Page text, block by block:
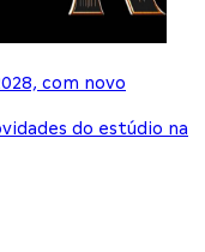
com novo
do estúdio na